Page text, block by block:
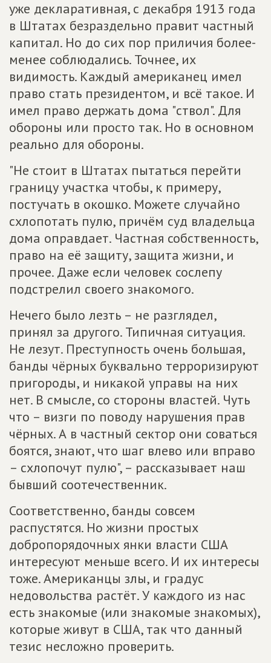
уже декларативная, с декабря 1913 года
в Штатах безраздельно правит частный
капитал. Но до сих пор приличия более-
менее соблюдались. Точнее, их
видимость. Каждый американец имел
право стать президентом, и всё такое. И
имел право держать дома "ствол". Для
обороны или просто так. Но в основном
реально для обороны.
"Не стоит в Штатах пытаться перейти
границу участка чтобы, к примеру,
постучать в окошко. Можете случайно
схлопотать пулю, причём суд владельца
дома оправдает. Частная собственность,
право на её защиту, защита жизни, и
прочее. Даже если человек сослепу
подстрелил своего знакомого.
Нечего было лезть – не разглядел,
принял за другого. Типичная ситуация.
Не лезут. Преступность очень большая,
банды чёрных буквально терроризируют
пригороды, и никакой управы на них
нет. В смысле, со стороны властей. Чуть
что – визги по поводу нарушения прав
чёрных. А в частный сектор они соваться
боятся, знают, что шаг влево или вправо
– схлопочут пулю", – рассказывает наш
бывший соотечественник.
Соответственно, банды совсем
распустятся. Но жизни простых
добропорядочных янки власти США
интересуют меньше всего. И их интересы
тоже. Американцы злы, и градус
недовольства растёт. У каждого из нас
есть знакомые (или знакомые знакомых),
которые живут в США, так что данный
тезис несложно проверить.